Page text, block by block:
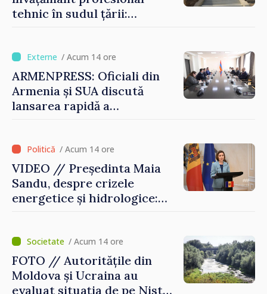
tehnic în sudul țării:
turc la Comrat
/ Acum 14 ore
ARMENPRESS: Oficiali din
Armenia și SUA discută
lansarea rapidă a
/ Acum 14 ore
VIDEO // Președinta Maia
Sandu, despre crizele
energetice și hidrologice:
consecințele”/ Acum 14 ore
FOTO // Autoritățile din
Moldova și Ucraina au
evaluat situația de pe Nistru